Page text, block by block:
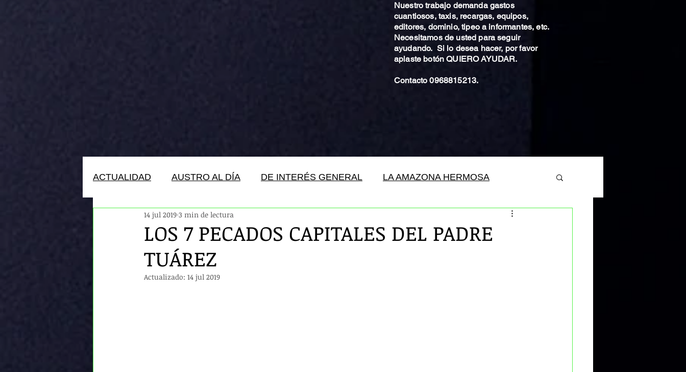
Nuestro trabajo demanda gastos
cuantiosos, taxis, recargas, equipos,
editores, dominio, tipeo a informantes, etc.
Necesitamos de usted para seguir
ayudando. Si lo desea hacer, por favor
aplaste botón QUIERO AYUDAR.
Contacto 0968815213.
ACTUALIDAD AUSTRO AL DÍA DE INTERÉS GENERAL LA AMAZONA HERMOSA
HUMANOS DEL ECUADOR
LOS 7 PECADOS CAPITALES DEL PADRE
TUÁREZ
14 jul 2019 3 min de lectura
Actualizado: 14 jul 2019